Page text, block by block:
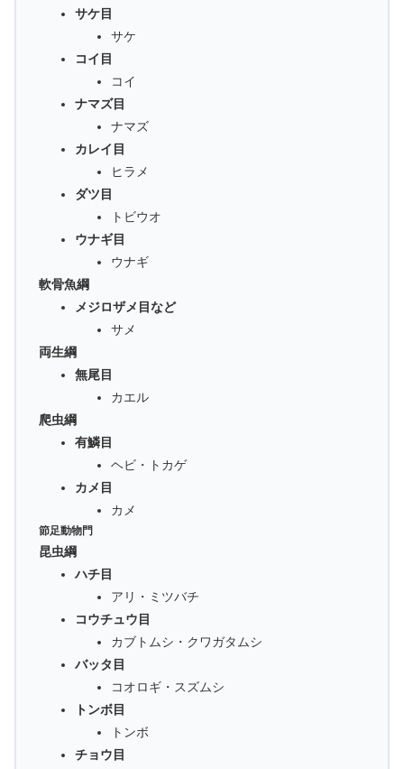
サケ目
サケ
コイ目
コイ
ナマズ目
ナマズ
カレイ目
ヒラメ
ダツ目
トビウオ
ウナギ目
ウナギ
軟骨魚綱
メジロザメ目など
サメ
両生綱
無尾目
カエル
爬虫綱
有鱗目
ヘビ・トカゲ
カメ目
カメ
節足動物門
昆虫綱
ハチ目
アリ・ミツバチ
コウチュウ目
カブトムシ・クワガタムシ
バッタ目
コオロギ・スズムシ
トンボ目
トンボ
チョウ目